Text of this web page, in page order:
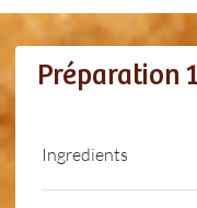
Préparation 1
Ingredients